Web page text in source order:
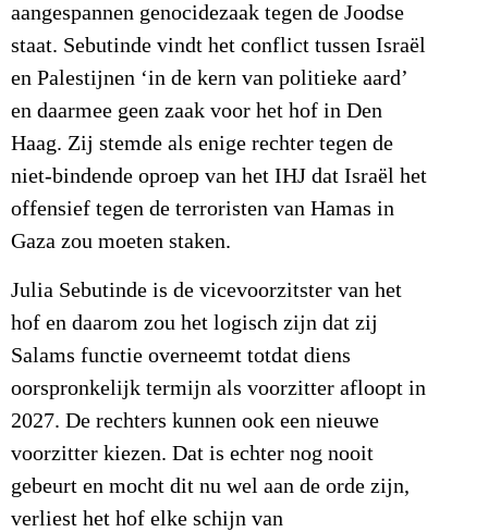
aangespannen genocidezaak tegen de Joodse
staat. Sebutinde vindt het conflict tussen Israël
en Palestijnen ‘in de kern van politieke aard’
en daarmee geen zaak voor het hof in Den
Haag. Zij stemde als enige rechter tegen de
niet-bindende oproep van het IHJ dat Israël het
offensief tegen de terroristen van Hamas in
Gaza zou moeten staken.
Julia Sebutinde is de vicevoorzitster van het
hof en daarom zou het logisch zijn dat zij
Salams functie overneemt totdat diens
oorspronkelijk termijn als voorzitter afloopt in
2027. De rechters kunnen ook een nieuwe
voorzitter kiezen. Dat is echter nog nooit
gebeurt en mocht dit nu wel aan de orde zijn,
verliest het hof elke schijn van